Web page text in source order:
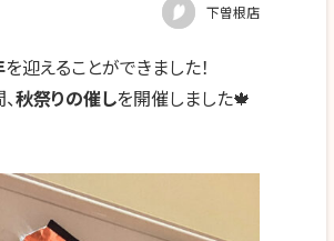
下曽根店
を迎えることができました！
秋祭りの催しを開催しました🍁